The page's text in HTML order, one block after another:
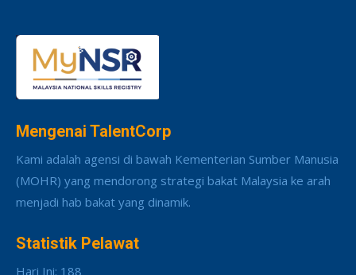
Mengenai TalentCorp
Kami adalah agensi di bawah Kementerian Sumber Manusia
(MOHR) yang mendorong strategi bakat Malaysia ke arah
menjadi hab bakat yang dinamik.
Statistik Pelawat
Hari Ini: 188